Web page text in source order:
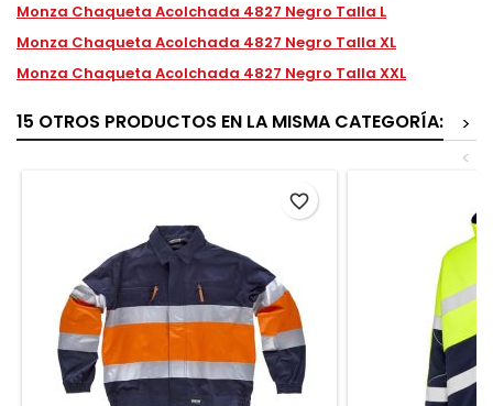
Monza Chaqueta Acolchada 4827 Negro Talla L
Monza Chaqueta Acolchada 4827 Negro Talla XL
Monza Chaqueta Acolchada 4827 Negro Talla XXL
15 OTROS PRODUCTOS EN LA MISMA CATEGORÍA:
>
<
favorite_border